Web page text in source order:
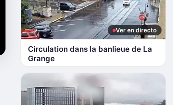
Ver en directo
Circulation dans la banlieue de La
Grange